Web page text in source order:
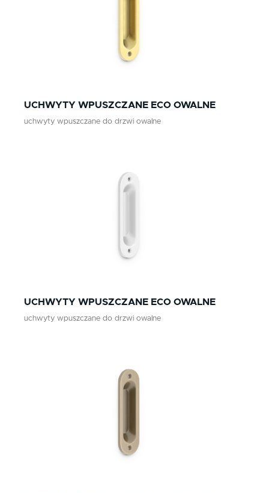
UCHWYTY WPUSZCZANE ECO OWALNE
uchwyty wpuszczane do drzwi owalne
UCHWYTY WPUSZCZANE ECO OWALNE
uchwyty wpuszczane do drzwi owalne